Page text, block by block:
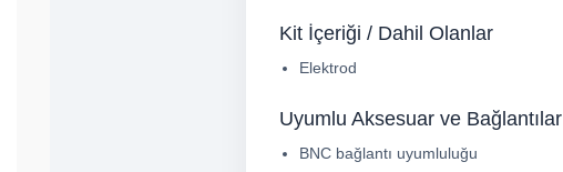
Kit İçeriği / Dahil Olanlar
Elektrod
Uyumlu Aksesuar ve Bağlantılar
BNC bağlantı uyumluluğu